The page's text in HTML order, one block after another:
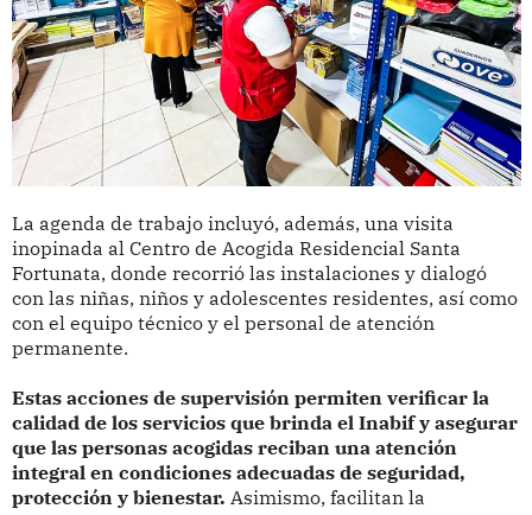
La agenda de trabajo incluyó, además, una visita
inopinada al Centro de Acogida Residencial Santa
Fortunata, donde recorrió las instalaciones y dialogó
con las niñas, niños y adolescentes residentes, así como
con el equipo técnico y el personal de atención
permanente.
Estas acciones de supervisión permiten verificar la
calidad de los servicios que brinda el Inabif y asegurar
que las personas acogidas reciban una atención
integral en condiciones adecuadas de seguridad,
protección y bienestar. Asimismo, facilitan la